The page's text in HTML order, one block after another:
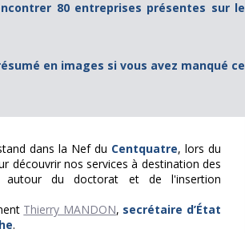
80 entreprises présentes sur le
en images si vous avez manqué ce
dans la Nef du Centquatre, lors du
découvrir nos services à destination des
autour du doctorat et de l'insertion
Thierry MANDON, secrétaire d’État
.